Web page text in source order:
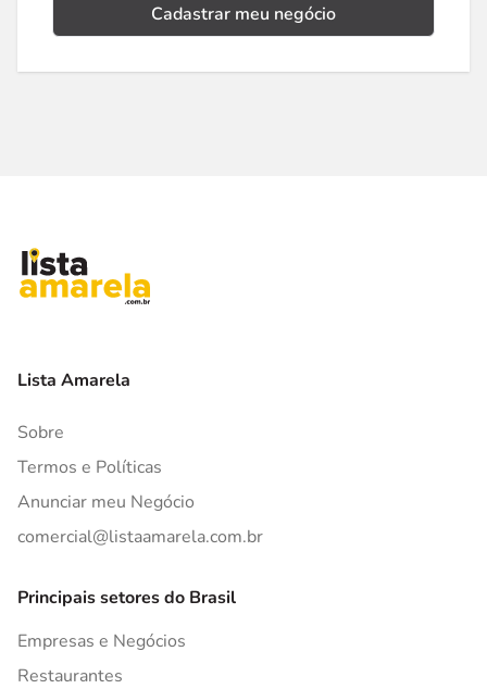
Cadastrar meu negócio
Lista Amarela
Sobre
Termos e Políticas
Anunciar meu Negócio
comercial@listaamarela.com.br
Principais setores do Brasil
Empresas e Negócios
Restaurantes